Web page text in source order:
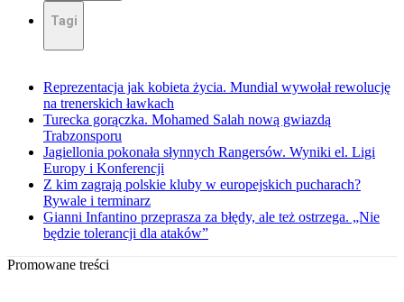
Tagi
Reprezentacja jak kobieta życia. Mundial wywołał rewolucję
na trenerskich ławkach
Turecka gorączka. Mohamed Salah nową gwiazdą
Trabzonsporu
Jagiellonia pokonała słynnych Rangersów. Wyniki el. Ligi
Europy i Konferencji
Z kim zagrają polskie kluby w europejskich pucharach?
Rywale i terminarz
Gianni Infantino przeprasza za błędy, ale też ostrzega. „Nie
będzie tolerancji dla ataków”
Promowane treści